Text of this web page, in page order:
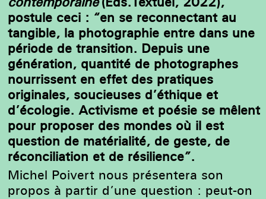
postule ceci : “en se reconnectant au
tangible, la photographie entre dans une
période de transition. Depuis une
génération, quantité de photographes
nourrissent en effet des pratiques
originales, soucieuses d’éthique et
d’écologie. Activisme et poésie se mêlent
pour proposer des mondes où il est
question de matérialité, de geste, de
réconciliation et de résilience”.
Michel Poivert nous présentera son
propos à partir d’une question : peut-on